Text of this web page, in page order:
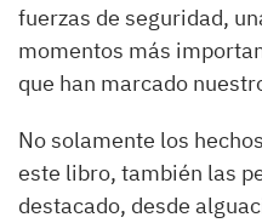
fuerzas de seguridad,
momentos más
que han marcado
No solamente los
este libro, también las
destacado, desde